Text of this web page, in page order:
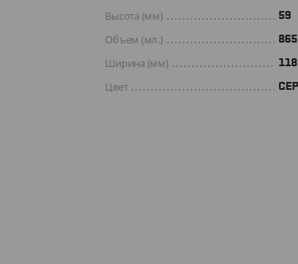
Высота (мм) 59
Объем (мл.) 865
Ширина (мм) 118
Цвет